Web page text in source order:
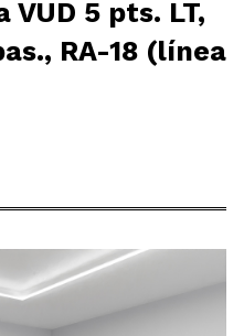
5 pts. LT,
RA-18 (línea